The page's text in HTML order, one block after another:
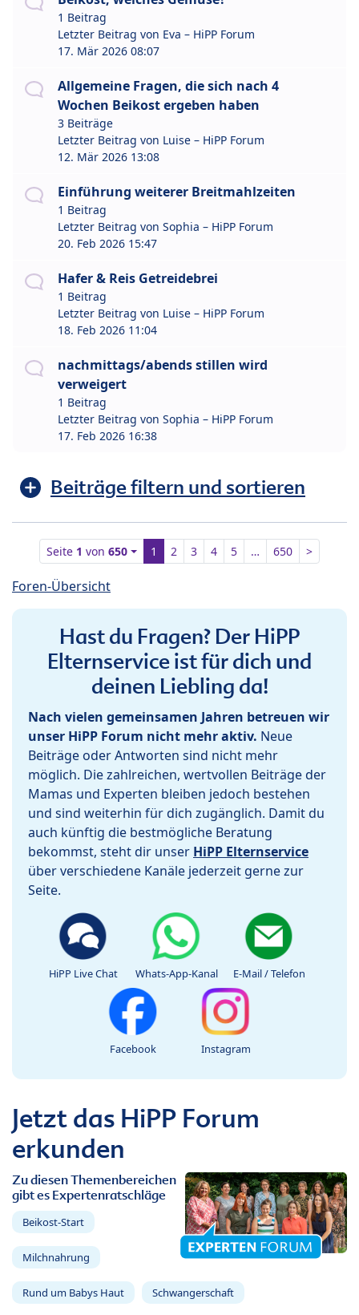
1 Beitrag
Letzter Beitrag von Eva – HiPP Forum
17. Mär 2026 08:07
Allgemeine Fragen, die sich nach 4
Wochen Beikost ergeben haben
3 Beiträge
Letzter Beitrag von Luise – HiPP Forum
12. Mär 2026 13:08
Einführung weiterer Breitmahlzeiten
1 Beitrag
Letzter Beitrag von Sophia – HiPP Forum
20. Feb 2026 15:47
Hafer & Reis Getreidebrei
1 Beitrag
Letzter Beitrag von Luise – HiPP Forum
18. Feb 2026 11:04
nachmittags/abends stillen wird
verweigert
1 Beitrag
Letzter Beitrag von Sophia – HiPP Forum
17. Feb 2026 16:38
Beiträge filtern und sortieren
Seite 1 von650 1 2 3 4 5 … 650 >
Foren-Übersicht
Hast du Fragen? Der HiPP
Elternservice ist für dich und
deinen Liebling da!
Nach vielen gemeinsamen Jahren betreuen wir
unser HiPP Forum nicht mehr aktiv. Neue
Beiträge oder Antworten sind nicht mehr
möglich. Die zahlreichen, wertvollen Beiträge der
Mamas und Experten bleiben jedoch bestehen
und sind weiterhin für dich zugänglich. Damit du
auch künftig die bestmögliche Beratung
bekommst, steht dir unser HiPP Elternservice
über verschiedene Kanäle jederzeit gerne zur
Seite.
HiPP Live Chat Whats-App-Kanal E-Mail / Telefon
Facebook Instagram
Jetzt das HiPP Forum
erkunden
Zu diesen Themenbereichen
gibt es Expertenratschläge
Beikost-Start
Milchnahrung
Rund um Babys Haut Schwangerschaft